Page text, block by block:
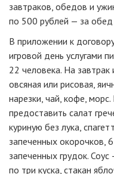
завтраков, обедов и
по 500 рублей — за обед
В приложении к
игровой день услугами
22 человека. На
овсяная или рисовая,
нарезки, чай, кофе,
предоставить салат
куриную без лука,
запеченных окорочков,
запеченных грудок.
по три куска, стакан